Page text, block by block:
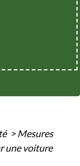
> Mesures
une voiture